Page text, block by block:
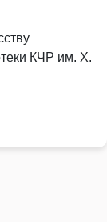
КЧР им. Х.